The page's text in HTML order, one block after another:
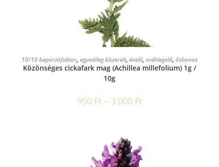
OPCIÓK VÁLASZTÁSA
10/10 beporzófaktor, egyedileg kiszerelt, évelő, méhlegelő, őshonos
Közönséges cickafark mag (Achillea millefolium) 1g /
10g
950 Ft – 3.000 Ft